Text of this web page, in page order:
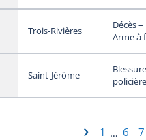
Trois-Rivières
Décès
Arme à
Saint-Jérôme
1 … 6 7